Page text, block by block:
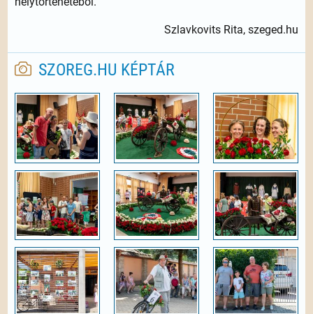
Szlavkovits Rita, szeged.hu
SZOREG.HU KÉPTÁR